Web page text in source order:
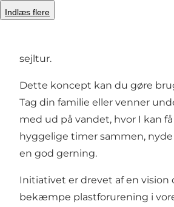
Indlæs flere
Hver kajak er udstyret med en
sejltur.
Dette koncept kan du gøre
Tag din familie eller venner
med ud på vandet, hvor I kan
hyggelige timer sammen,
en god gerning.
Initiativet er drevet af en vision
bekæmpe plastforurening i